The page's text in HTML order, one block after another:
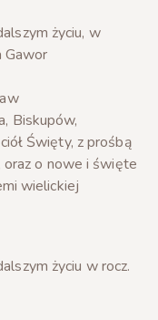
życiu, w
Gawor
Biskupów,
Święty, z prośbą
oraz o nowe i święte
wielickiej
życiu w rocz.